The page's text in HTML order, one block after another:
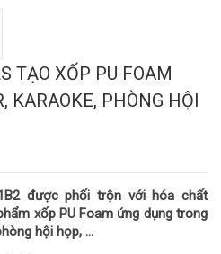
TẠO XỐP PU FOAM
KARAOKE, PHÒNG HỘI
được phối trộn với hóa chất
xốp PU Foam ứng dụng trong
hội họp, …